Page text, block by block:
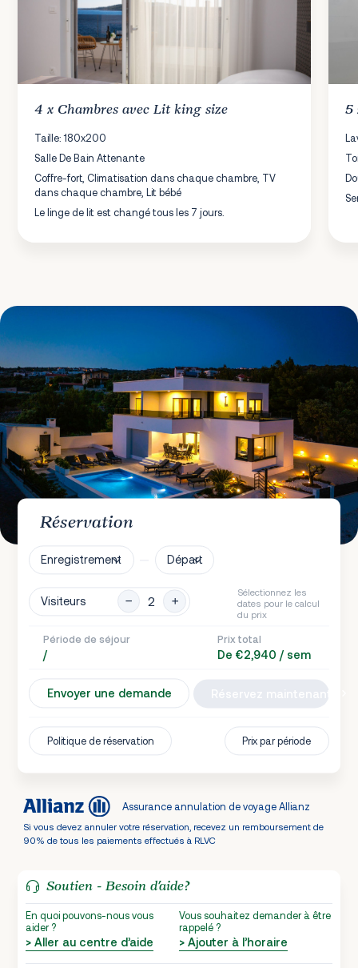
4 x Chambres avec Lit king size
Taille: 180x200
Salle De Bain Attenante
Coffre-fort, Climatisation dans chaque chambre, TV
dans chaque chambre, Lit bébé
Le linge de lit est changé tous les 7 jours.
5
Réservation
Enregistrement Départ
Visiteurs
Sélectionnez les
dates pour le calcul
du prix
Période de séjour
/
Prix total
De €2,940 / sem
Envoyer une demande
Politique de réservation Prix par période
Assurance annulation de voyage Allianz
Si vous devez annuler votre réservation, recevez un remboursement de
90% de tous les paiements effectués à RLVC
Soutien - Besoin d’aide?
En quoi pouvons-nous vous
aider ?
> Aller au centre d’aide
Vous souhaitez demander à être
rappelé ?
> Ajouter à l’horaire